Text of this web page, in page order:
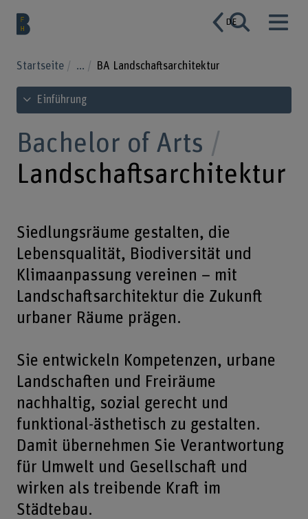
DE
Startseite ... BA Landschaftsarchitektur
Inhaltsverzeichnis ansehen
Einführung
Bachelor of Arts
Landschaftsarchitektur
Siedlungsräume gestalten, die
Lebensqualität, Biodiversität und
Klimaanpassung vereinen – mit
Landschaftsarchitektur die Zukunft
urbaner Räume prägen.
Sie entwickeln Kompetenzen, urbane
Landschaften und Freiräume
nachhaltig, sozial gerecht und
funktional-ästhetisch zu gestalten.
Damit übernehmen Sie Verantwortung
für Umwelt und Gesellschaft und
wirken als treibende Kraft im
Städtebau.